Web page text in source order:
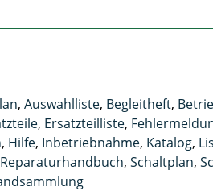
,Auswahlliste, Begleitheft,
, Ersatzteilliste,
, Hilfe, Inbetriebnahme, Katalog,
Reparaturhandbuch,Schaltplan,